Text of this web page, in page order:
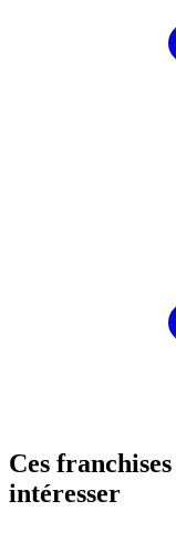
Ces
intéresser